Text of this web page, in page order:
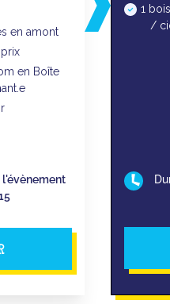
en amont
en Boîte
l'évènement
1
/